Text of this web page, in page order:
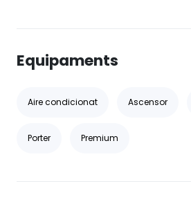
Equipaments
Aire condicionat Ascensor
Porter Premium